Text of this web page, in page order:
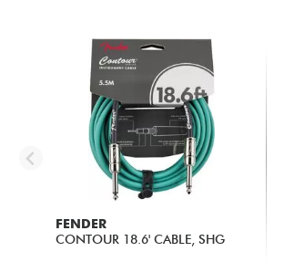
FENDER
CONTOUR 18.6' CABLE, SHG